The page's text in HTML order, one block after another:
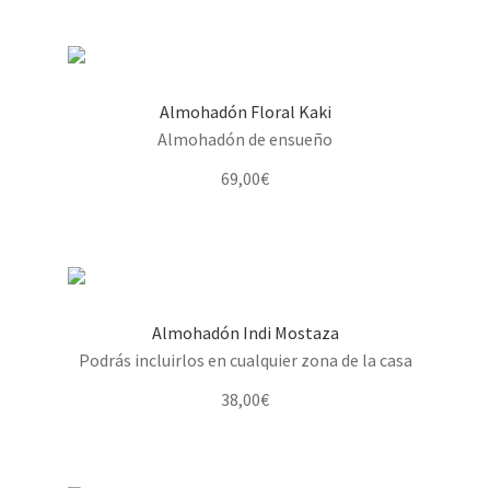
Almohadón Floral Kaki
Almohadón de ensueño
69,00€
Almohadón Indi Mostaza
Podrás incluirlos en cualquier zona de la casa
38,00€